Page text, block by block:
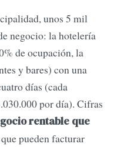
unos 5 mil
negocio: la hotelería
de ocupación, la
y bares) con una
días (cada
por día). Cifras
rentable que
pueden facturar